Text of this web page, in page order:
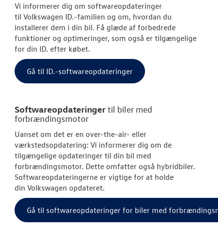
Vi informerer dig om softwareopdateringer
til Volkswagen ID.-familien og om, hvordan du
installerer dem i din bil. Få glæde af forbedrede
funktioner og optimeringer, som også er tilgængelige
for din ID. efter købet.
Gå til ID.-softwareopdateringer
Softwareopdateringertil biler med
forbrændingsmotor
Uanset om det er en over-the-air- eller
værkstedsopdatering: Vi informerer dig om de
tilgængelige opdateringer til din bil med
forbrændingsmotor. Dette omfatter også hybridbiler.
Softwareopdateringerne er vigtige for at holde
din Volkswagen opdateret.
Gå til softwareopdateringer for biler med